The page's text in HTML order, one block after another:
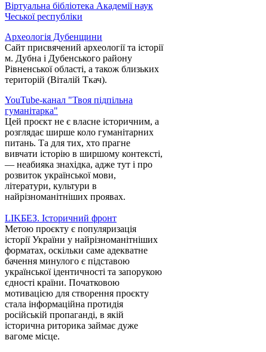
Віртуальна бібліотека Академії наук
Чеської республіки
Археологія Дубенщини
Сайт присвячений археології та історії
м. Дубна і Дубенського району
Рівненської області, а також близьких
територій (Віталій Ткач).
YouTube-канал "Твоя підпільна
гуманітарка"
Цей проєкт не є власне історичним, а
розглядає ширше коло гуманітарних
питань. Та для тих, хто прагне
вивчати історію в ширшому контексті,
— неабияка знахідка, адже тут і про
розвиток української мови,
літератури, культури в
найрізноманітніших проявах.
LIKБЕЗ. Історичний фронт
Метою проєкту є популяризація
історії України у найрізноманітніших
форматах, оскільки саме адекватне
бачення минулого є підставою
української ідентичності та запорукою
єдності країни. Початковою
мотивацією для створення проєкту
стала інформаційна протидія
російській пропаганді, в якій
історична риторика займає дуже
вагоме місце.